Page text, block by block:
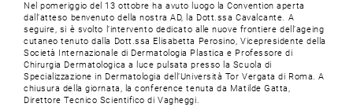
Nel pomeriggio del 13 ottobre ha avuto luogo la Convention aperta
dall’atteso benvenuto della nostra AD, la Dott.ssa Cavalcante. A
seguire, si è svolto l’intervento dedicato alle nuove frontiere dell’ageing
cutaneo tenuto dalla Dott.ssa Elisabetta Perosino, Vicepresidente della
Società Internazionale di Dermatologia Plastica e Professore di
Chirurgia Dermatologica a luce pulsata presso la Scuola di
Specializzazione in Dermatologia dell’Università Tor Vergata di Roma. A
chiusura della giornata, la conference tenuta da Matilde Gatta,
Direttore Tecnico Scientifico di Vagheggi.